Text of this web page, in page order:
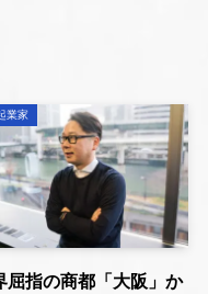
業家
屈指の商都「大阪」か